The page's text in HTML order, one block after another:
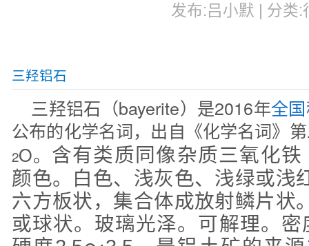
发布:吕小默 | 分类
三羟铝石
三羟铝石（bayerite）是2016年全
公布的化学名词，出自《化学名词》
2O。 含有类质同像杂质三氧化
颜色。白色、浅灰色、浅绿或浅
六方板状，集合体成放射鳞片状
或球状。玻璃光泽。可解理。密